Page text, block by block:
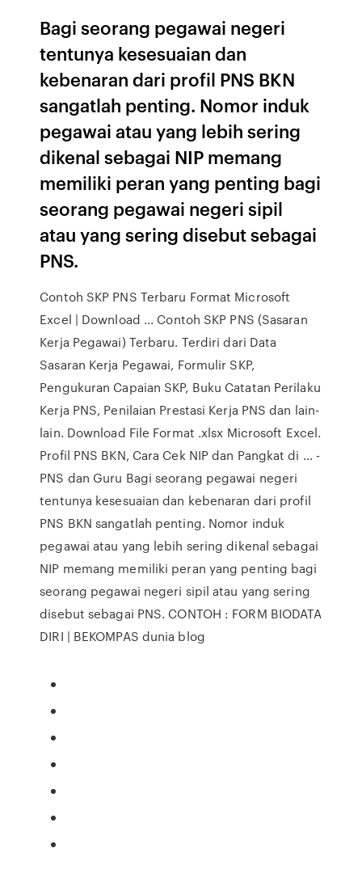
Bagi seorang pegawai negeri
tentunya kesesuaian dan
kebenaran dari profil PNS BKN
sangatlah penting. Nomor induk
pegawai atau yang lebih sering
dikenal sebagai NIP memang
memiliki peran yang penting bagi
seorang pegawai negeri sipil
atau yang sering disebut sebagai
PNS.
Contoh SKP PNS Terbaru Format Microsoft
Excel | Download ... Contoh SKP PNS (Sasaran
Kerja Pegawai) Terbaru. Terdiri dari Data
Sasaran Kerja Pegawai, Formulir SKP,
Pengukuran Capaian SKP, Buku Catatan Perilaku
Kerja PNS, Penilaian Prestasi Kerja PNS dan lain-
lain. Download File Format .xlsx Microsoft Excel.
Profil PNS BKN, Cara Cek NIP dan Pangkat di ... -
PNS dan Guru Bagi seorang pegawai negeri
tentunya kesesuaian dan kebenaran dari profil
PNS BKN sangatlah penting. Nomor induk
pegawai atau yang lebih sering dikenal sebagai
NIP memang memiliki peran yang penting bagi
seorang pegawai negeri sipil atau yang sering
disebut sebagai PNS. CONTOH : FORM BIODATA
DIRI | BEKOMPAS dunia blog